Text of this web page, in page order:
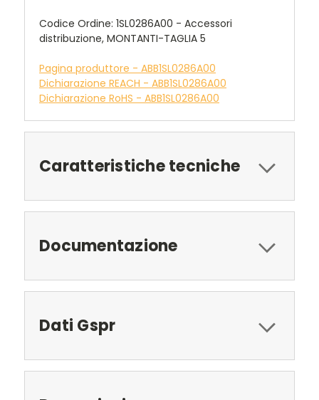
Codice Ordine: 1SL0286A00 - Accessori
distribuzione, MONTANTI-TAGLIA 5
Pagina produttore - ABB1SL0286A00
Dichiarazione REACH - ABB1SL0286A00
Dichiarazione RoHS - ABB1SL0286A00
Caratteristiche tecniche
Documentazione
Dati Gspr